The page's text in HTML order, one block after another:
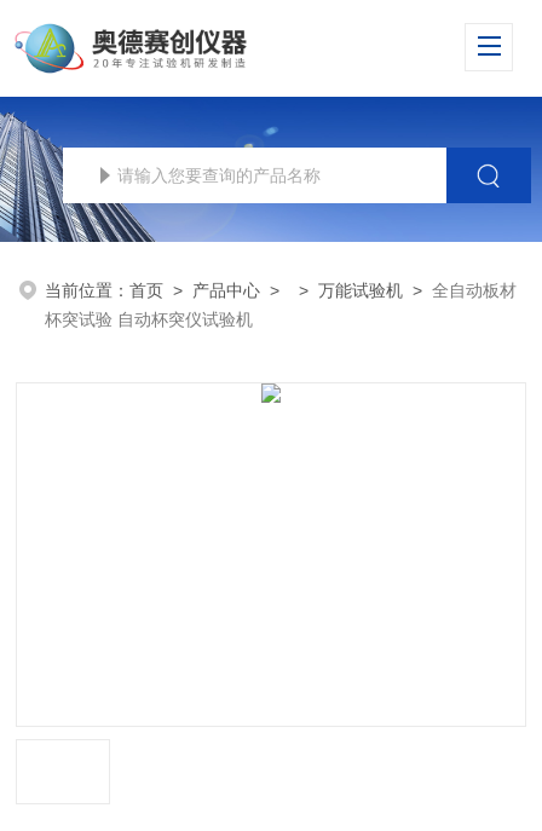
当前位置：首页 > 产品中心 > >万能试验机 >全自动板材
杯突试验 自动杯突仪试验机